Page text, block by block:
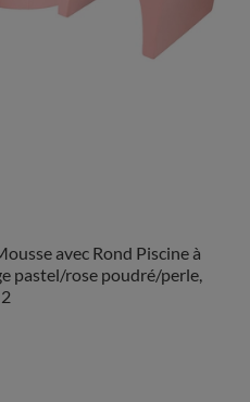
avec Rond Piscine à
pastel/rose poudré/perle,